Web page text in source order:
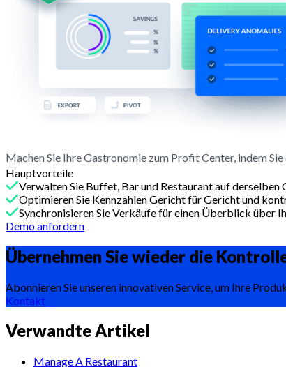
Machen Sie Ihre Gastronomie zum Profit Center, indem
Hauptvorteile
Verwalten Sie Buffet, Bar und Restaurant auf derselben
Optimieren Sie Kennzahlen Gericht für Gericht und
Synchronisieren Sie Verkäufe für einen Überblick über
Demo anfordern
Übernehmen Sie wieder die
Abonnieren Sie unseren innovativen Service, um Ihre
Kontakt
Verwandte Artikel
Manage A Restaurant